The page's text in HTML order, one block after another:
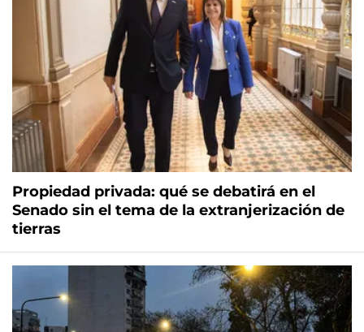
Propiedad privada: qué se debatirá en el
Senado sin el tema de la extranjerización de
tierras